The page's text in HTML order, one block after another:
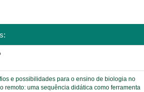
e possibilidades para o ensino de biologia no
remoto: uma sequência didática como ferramenta